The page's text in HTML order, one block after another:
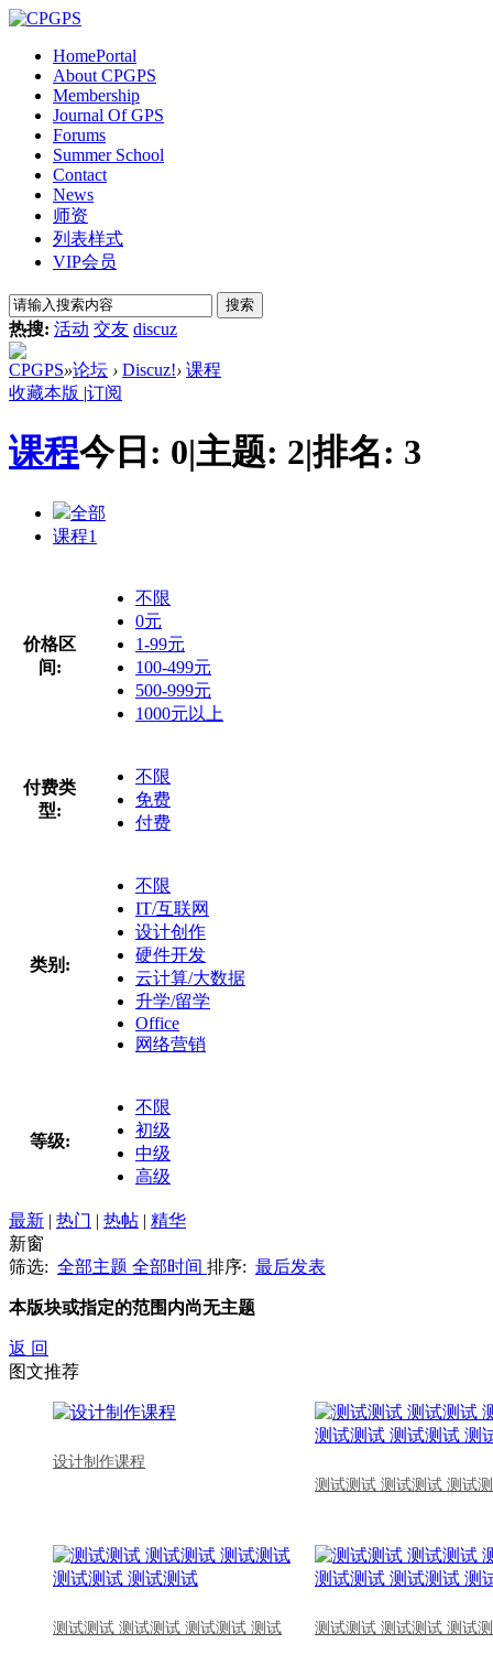
HomePortal
About CPGPS
Membership
Journal Of GPS
Forums
Summer School
Contact
News
师资
列表样式
VIP会员
搜索
热搜: 活动 交友 discuz
CPGPS»论坛 › Discuz!› 课程
收藏本版 |订阅
课程今日: 0|主题: 2|排名: 3
全部
课程1
价格区
间:
不限
0元
1-99元
100-499元
500-999元
1000元以上
付费类
型:
不限
免费
付费
类别:
不限
IT/互联网
设计创作
硬件开发
云计算/大数据
升学/留学
Office
网络营销
等级:
不限
初级
中级
高级
最新 | 热门 | 热帖 | 精华
新窗
筛选: 全部主题 全部时间 排序: 最后发表
本版块或指定的范围内尚无主题
返 回
图文推荐
设计制作课程
测试测试 测试测试 测试
测试测试 测试测试 测试测试 测试 测试测试 测试测试 测试